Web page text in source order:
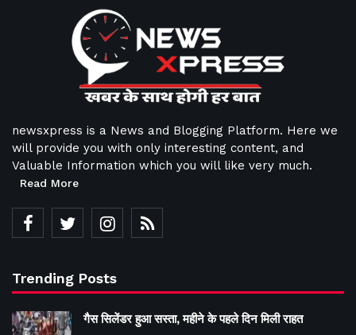
newsxpress is a News and Blogging Platform. Here we
will provide you with only interesting content, and
Valuable Information which you will like very much.
Read More
Trending Posts
गैस सिलेंडर हुआ सस्ता, महीने के पहले दिन मिली राहत